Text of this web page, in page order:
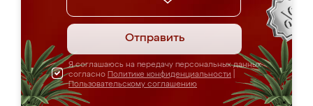
Отправить
Я соглашаюсь на передачу персональных данных
согласно Политике конфиденциальности
Пользовательскому соглашению